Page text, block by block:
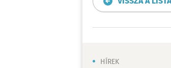
HÍREK